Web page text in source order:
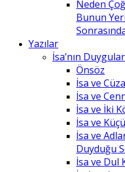
Neden
Bunun
Yazılar
İsa’nın
Önsöz
İsa ve
İsa ve
İsa ve İki
İsa ve
İsa ve
Duyduğu
İsa ve Dul